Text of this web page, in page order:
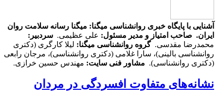
آشنایی با پایگاه خبری روانشناسی میگنا: میگنا رسانه سلامت روان
ایران. صاحب امتیاز و مدیر مسئول: علی عظیمی. سردبیر:
محمدرضا مقدسی.گروه روانشناسی میگنا: لیلا کارگری (دکتری
روانشناسی بالینی)، سارا غلامی (دکتری روانشناسی)، مرجان رابعی
(دکتری روانشناسی). مشاور فنی سایت: مهندس حسین خرازی.
نشانه‌های متفاوت افسردگی در مردان